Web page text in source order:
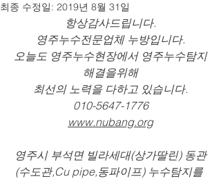
최종 수정일: 2019년 8월 31일
항상감사드립니다.
영주누수전문업체 누방입니다.
오늘도 영주누수현장에서 영주누수탐지
해결을위해
최선의 노력을 다하고 있습니다.
010-5647-1776
www.nubang.org
영주시 부석면 빌라세대(상가딸린) 동관
(수도관,Cu pipe,동파이프) 누수탐지를